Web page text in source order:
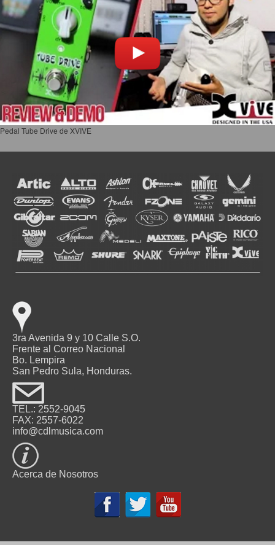
Pedal Tube Drive de XVIVE
3ra Avenida 9 y 10 Calle S.O.
Frente al Correo Nacional
Bo. Lempira
San Pedro Sula, Honduras.
TEL.: 2552-9045
FAX: 2557-6022
info@cdlmusica.com
Acerca de Nosotros